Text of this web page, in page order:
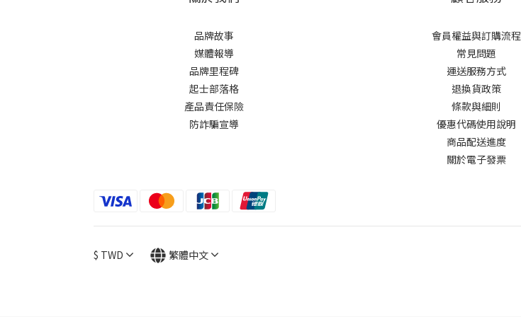
品牌故事
媒體報導
品牌里程碑
起士部落格
產品責任保險
防詐騙宣導
會員權益與訂購流程
常見問題
運送服務方式
退換貨政策
條款與細則
優惠代碼使用說明
商品配送進度
關於電子發票
$ TWD 繁體中文